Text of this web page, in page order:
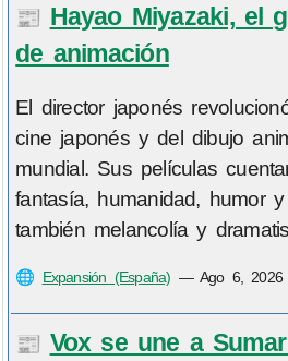
📰 Hayao Miyazaki, el
de animación
El director japonés
cine japonés y del dibujo
mundial. Sus películas
fantasía, humanidad, humor
también melancolía y
🌐 Expansión (España) — Ago 6, 2026
📰 Vox se une a